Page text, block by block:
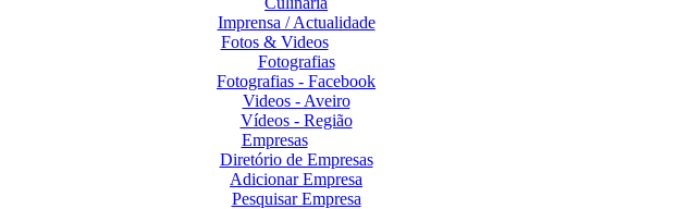
Imprensa / Actualidade
Fotos & Videos
Fotografias
Fotografias - Facebook
Videos - Aveiro
Vídeos - Região
Empresas
Diretório de Empresas
Adicionar Empresa
Pesquisar Empresa